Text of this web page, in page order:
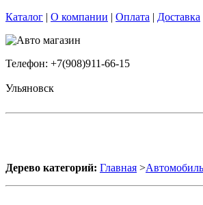
Каталог | О компании | Оплата | Доставка
Телефон: +7(908)911-66-15
Ульяновск
Дерево категорий: Главная >